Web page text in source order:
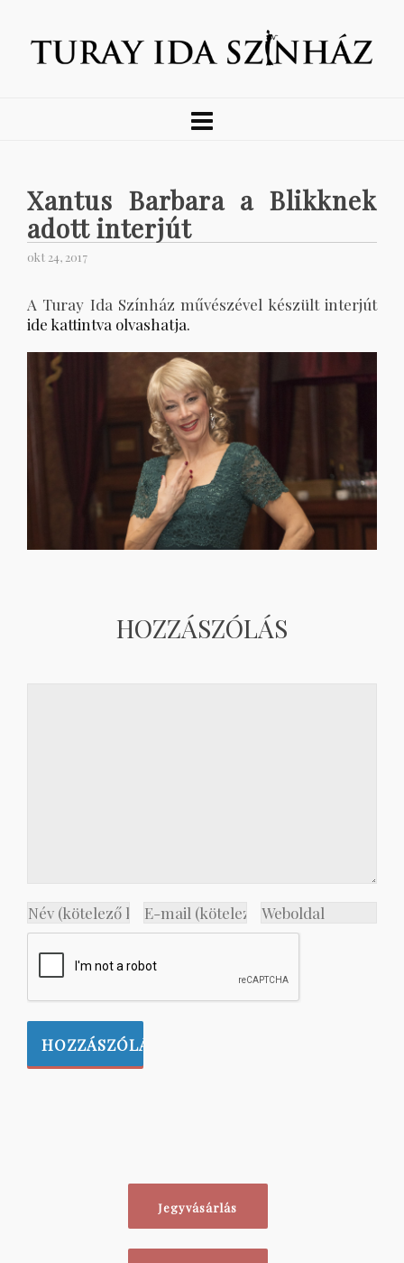
Xantus Barbara a Blikknek
adott interjút
okt 24, 2017
A Turay Ida Színház művészével készült interjút
ide kattintva olvashatja.
HOZZÁSZÓLÁS
Jegyvásárlás